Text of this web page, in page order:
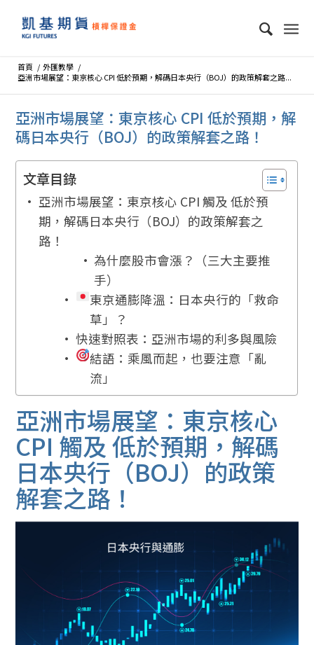
首頁 / 外匯教學 /
亞洲市場展望：東京核心 CPI 低於預期，解碼日本央行（BOJ）的政策解套之路...
亞洲市場展望：東京核心 CPI 低於預期，解
碼日本央行（BOJ）的政策解套之路！
文章目錄
亞洲市場展望：東京核心 CPI 觸及 低於預
期，解碼日本央行（BOJ）的政策解套之
路！
為什麼股市會漲？（三大主要推
手）
東京通膨降溫：日本央行的「救命
草」？
快速對照表：亞洲市場的利多與風險
結語：乘風而起，也要注意「亂
流」
亞洲市場展望：東京核心
CPI 觸及 低於預期，解碼
日本央行（BOJ）的政策
解套之路！